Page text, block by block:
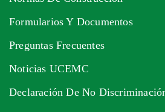
Formularios Y Documentos
Preguntas Frecuentes
Noticias UCEMC
Declaración De No